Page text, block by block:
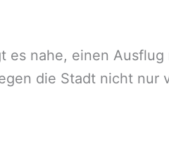
es nahe, einen Ausflug
die Stadt nicht nur